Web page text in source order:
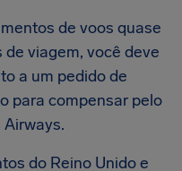
de voos quase
viagem, você deve
a um pedido de
para compensar pelo
do Reino Unido e